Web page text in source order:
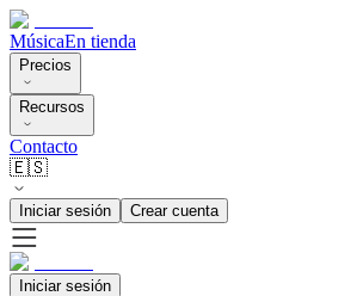
MúsicaEn tienda
Precios
Recursos
Contacto
🇪🇸
Iniciar sesión Crear cuenta
Iniciar sesión